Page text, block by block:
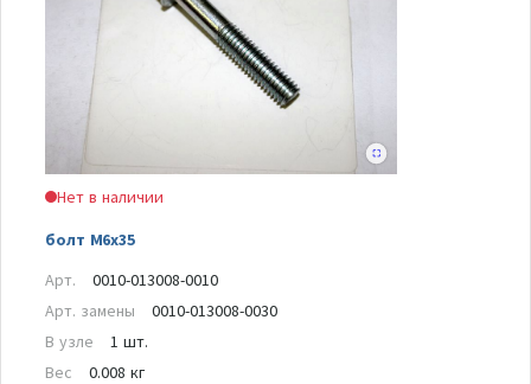
Нет в наличии
болт M6x35
Арт.
0010-013008-0010
Арт. замены
0010-013008-0030
В узле
1 шт.
Вес
0.008 кг